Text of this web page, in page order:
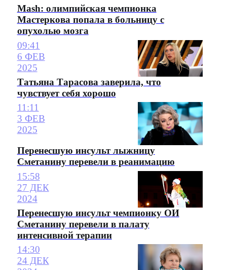
Mash: олимпийская чемпионка
Мастеркова попала в больницу с
опухолью мозга
09:41
6 ФЕВ
2025
Татьяна Тарасова заверила, что
чувствует себя хорошо
11:11
3 ФЕВ
2025
Перенесшую инсульт лыжницу
Сметанину перевели в реанимацию
15:58
27 ДЕК
2024
Перенесшую инсульт чемпионку ОИ
Сметанину перевели в палату
интенсивной терапии
14:30
24 ДЕК